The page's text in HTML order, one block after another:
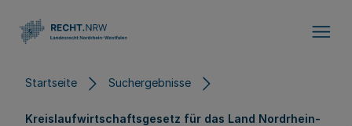
Startseite Suchergebnisse
Kreislaufwirtschaftsgesetz für das Land Nordrhein-